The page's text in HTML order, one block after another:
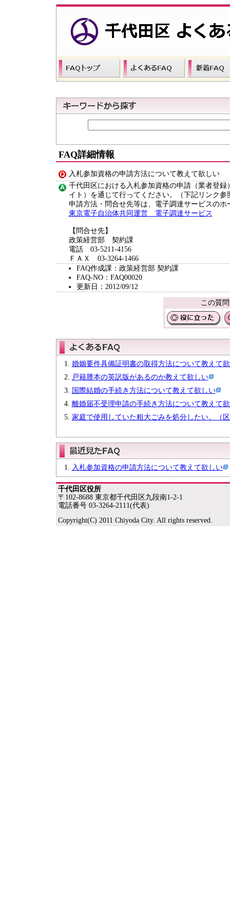
FAQ詳細情報
入札参加資格の申請方法について教えて欲しい
千代田区における入札参加資格の申請（業者登
イト）を通じて行ってください。（下記リンク参
申請方法・問合せ先等は、電子調達サービスの
東京電子自治体共同運営 電子調達サービス
【問合せ先】
政策経営部 契約課
電話 03-5211-4156
ＦＡＸ 03-3264-1466
FAQ作成課：政策経営部 契約課
FAQ-NO：FAQ00020
更新日：2012/09/12
この質
婚姻要件具備証明書の取得方法について教えて
戸籍謄本の英訳版があるのか教えて欲しい
国際結婚の手続き方法について教えて欲しい
離婚届不受理申請の手続き方法について教えて
家庭で使用していた粗大ごみを処分したい。（
入札参加資格の申請方法について教えて欲しい
千代田区役所
〒102-8688 東京都千代田区九段南1-2-1
電話番号 03-3264-2111(代表)
Copyright(C) 2011 Chiyoda City. All rights reserved.